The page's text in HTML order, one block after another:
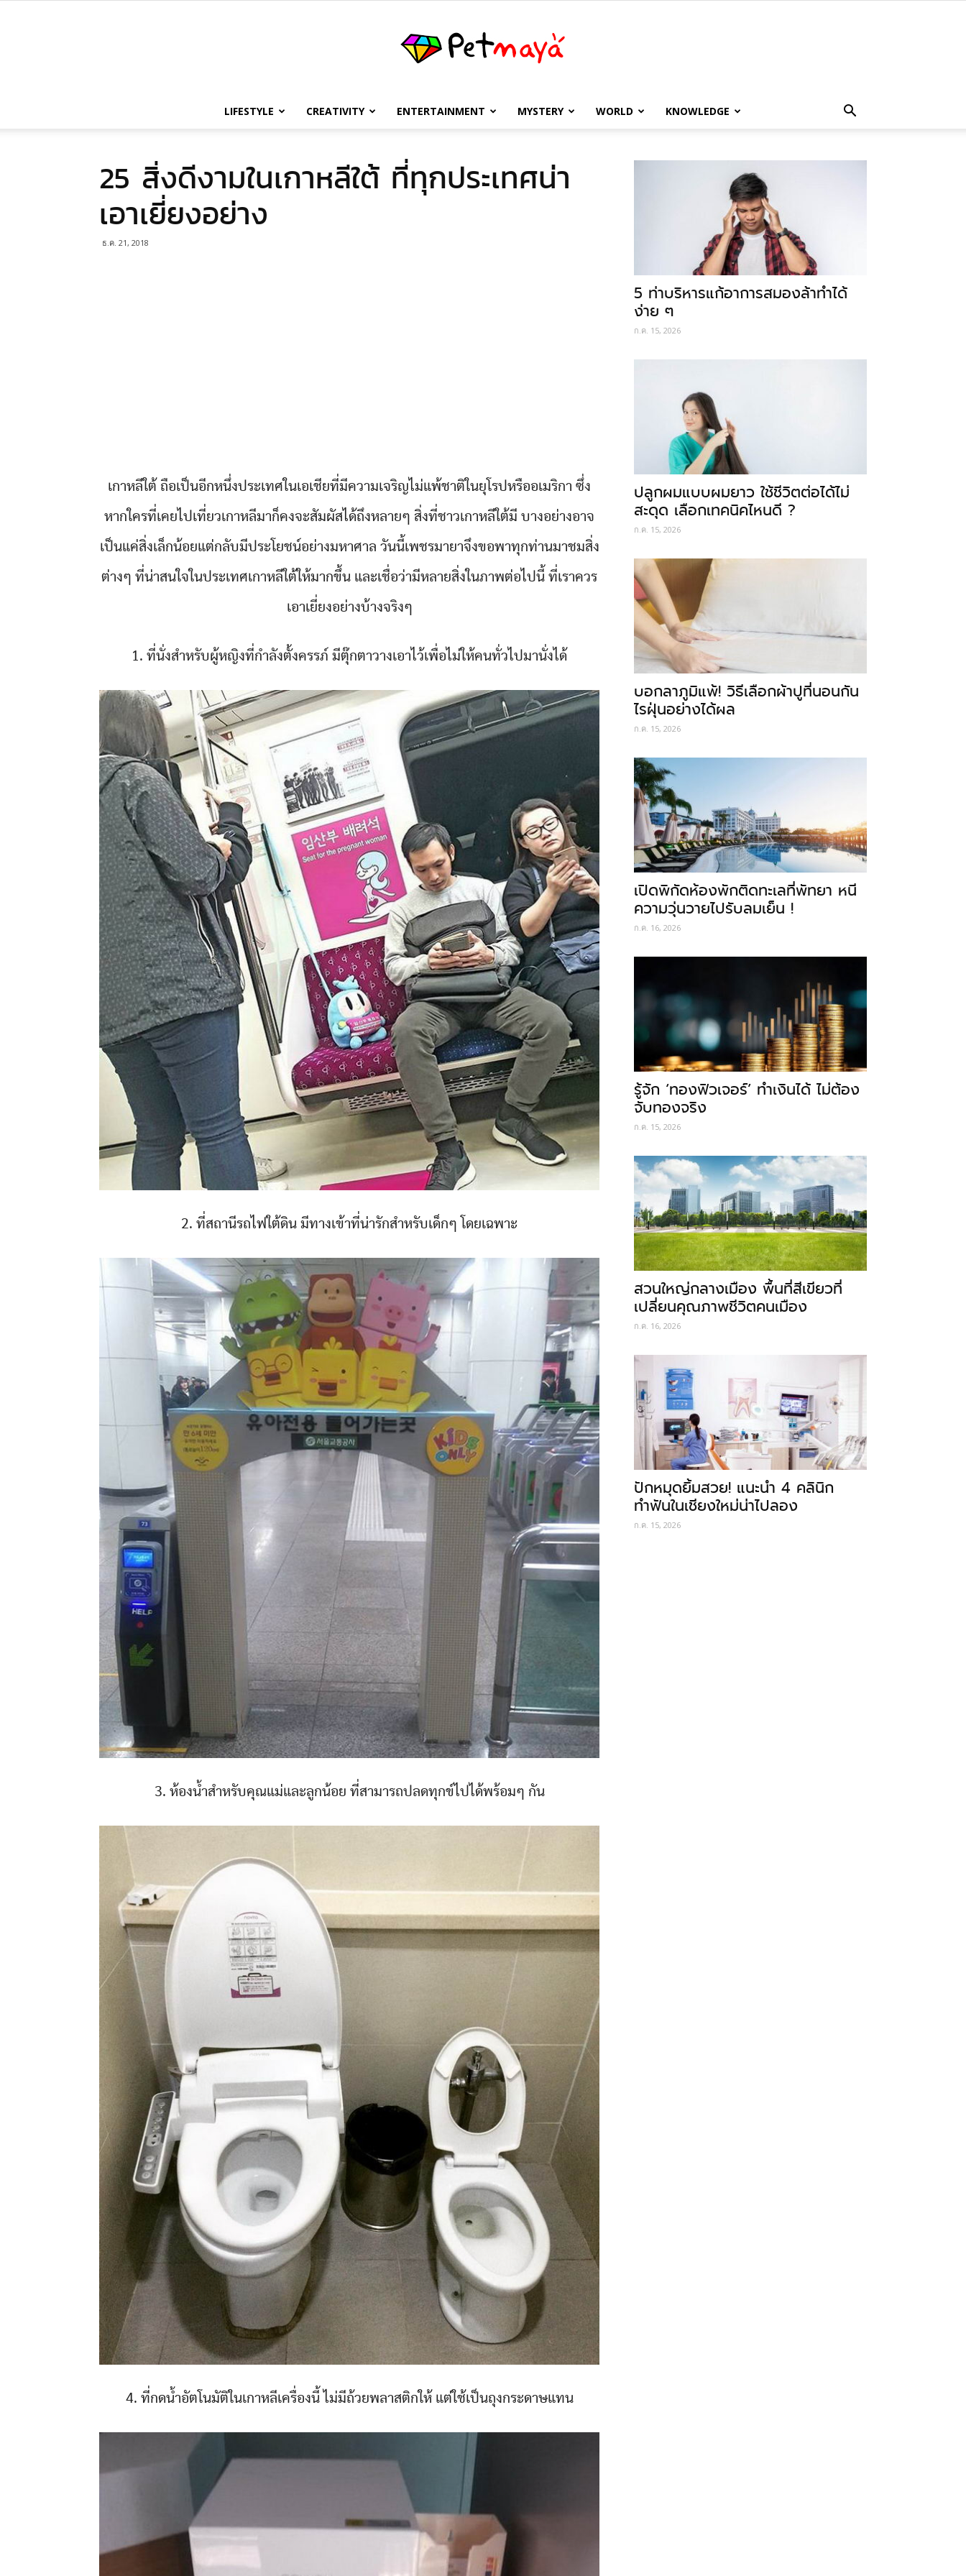
เพชร
LIFESTYLE CREATIVITY ENTERTAINMENT MYSTERY WORLD KNOWLEDGE
25 สิ่งดีงามในเกาหลีใต้ ที่ทุกประเทศน่า
เอาเยี่ยงอย่าง
ธ.ค. 21, 2018
เกาหลีใต้ ถือเป็นอีกหนึ่งประเทศในเอเชียที่มีความเจริญไม่แพ้ชาติในยุโรปหรืออเมริกา ซึ่ง
หากใครที่เคยไปเที่ยวเกาหลีมาก็คงจะสัมผัสได้ถึงหลายๆ สิ่งที่ชาวเกาหลีใต้มี บางอย่างอาจ
เป็นแค่สิ่งเล็กน้อยแต่กลับมีประโยชน์อย่างมหาศาล วันนี้เพชรมายาจึงขอพาทุกท่านมาชมสิ่ง
ต่างๆ ที่น่าสนใจในประเทศเกาหลีใต้ให้มากขึ้น และเชื่อว่ามีหลายสิ่งในภาพต่อไปนี้ ที่เราควร
เอาเยี่ยงอย่างบ้างจริงๆ
1. ที่นั่งสำหรับผู้หญิงที่กำลังตั้งครรภ์ มีตุ๊กตาวางเอาไว้เพื่อไม่ให้คนทั่วไปมานั่งได้
2. ที่สถานีรถไฟใต้ดิน มีทางเข้าที่น่ารักสำหรับเด็กๆ โดยเฉพาะ
3. ห้องน้ำสำหรับคุณแม่และลูกน้อย ที่สามารถปลดทุกข์ไปได้พร้อมๆ กัน
4. ที่กดน้ำอัตโนมัติในเกาหลีเครื่องนี้ ไม่มีถ้วยพลาสติกให้ แต่ใช้เป็นถุงกระดาษแทน
5 ท่าบริหารแก้อาการสมองล้าทำได้
ง่าย ๆ
ก.ค. 15, 2026
ปลูกผมแบบผมยาว ใช้ชีวิตต่อได้ไม่
สะดุด เลือกเทคนิคไหนดี ?
ก.ค. 15, 2026
บอกลาภูมิแพ้! วิธีเลือกผ้าปูที่นอนกัน
ไรฝุ่นอย่างได้ผล
ก.ค. 15, 2026
เปิดพิกัดห้องพักติดทะเลที่พัทยา หนี
ความวุ่นวายไปรับลมเย็น !
ก.ค. 16, 2026
รู้จัก ‘ทองฟิวเจอร์’ ทำเงินได้ ไม่ต้อง
จับทองจริง
ก.ค. 15, 2026
สวนใหญ่กลางเมือง พื้นที่สีเขียวที่
เปลี่ยนคุณภาพชีวิตคนเมือง
ก.ค. 16, 2026
ปักหมุดยิ้มสวย! แนะนำ 4 คลินิก
ทำฟันในเชียงใหม่น่าไปลอง
ก.ค. 15, 2026